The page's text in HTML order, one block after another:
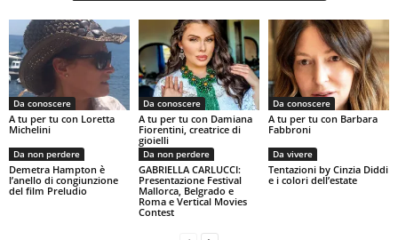
Da conoscere
A tu per tu con Loretta
Michelini
Da conoscere
A tu per tu con Damiana
Fiorentini, creatrice di
gioielli
Da conoscere
A tu per tu con Barbara
Fabbroni
Da non perdere
Demetra Hampton è
l’anello di congiunzione
del film Preludio
Da non perdere
GABRIELLA CARLUCCI:
Presentazione Festival
Mallorca, Belgrado e
Roma e Vertical Movies
Contest
Da vivere
Tentazioni by Cinzia Diddi
e i colori dell’estate